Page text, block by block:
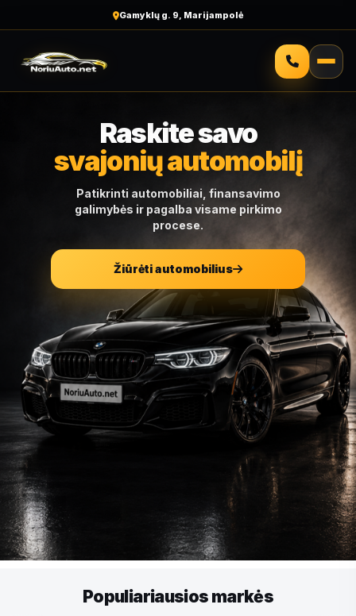
Malonus aptarnavimas
Raskite savo
svajonių automobilį
Patikrinti automobiliai, finansavimo
galimybės ir pagalba visame pirkimo
procese.
Žiūrėti automobilius
Populiariausios markės